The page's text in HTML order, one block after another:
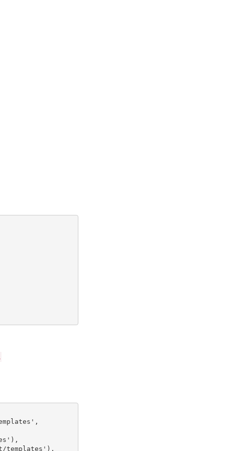
,
),
templates' ),